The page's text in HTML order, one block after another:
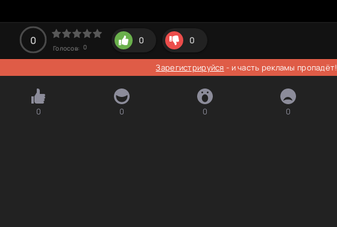
0
Голосов: 0
0 0
Зарегистрируйся - и часть рекламы пропадёт!
0 0 0 0